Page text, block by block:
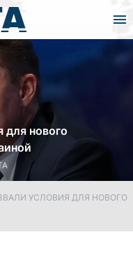
для нового
УСЛОВИЯ ДЛЯ НОВОГО